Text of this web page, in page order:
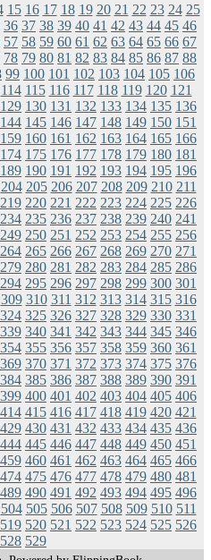
15 16 17 18 19 20 21 22 23 24 25
36 37 38 39 40 41 42 43 44 45 46
57 58 59 60 61 62 63 64 65 66 67
78 79 80 81 82 83 84 85 86 87 88
99 100 101 102 103 104 105 106
114 115 116 117 118 119 120 121
129 130 131 132 133 134 135 136
144 145 146 147 148 149 150 151
159 160 161 162 163 164 165 166
174 175 176 177 178 179 180 181
189 190 191 192 193 194 195 196
204 205 206 207 208 209 210 211
219 220 221 222 223 224 225 226
234 235 236 237 238 239 240 241
249 250 251 252 253 254 255 256
264 265 266 267 268 269 270 271
279 280 281 282 283 284 285 286
294 295 296 297 298 299 300 301
309 310 311 312 313 314 315 316
324 325 326 327 328 329 330 331
339 340 341 342 343 344 345 346
354 355 356 357 358 359 360 361
369 370 371 372 373 374 375 376
384 385 386 387 388 389 390 391
399 400 401 402 403 404 405 406
414 415 416 417 418 419 420 421
429 430 431 432 433 434 435 436
444 445 446 447 448 449 450 451
459 460 461 462 463 464 465 466
474 475 476 477 478 479 480 481
489 490 491 492 493 494 495 496
504 505 506 507 508 509 510 511
519 520 521 522 523 524 525 526
528 529